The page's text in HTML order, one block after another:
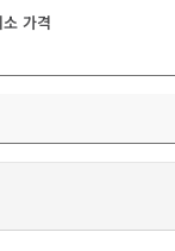
가격